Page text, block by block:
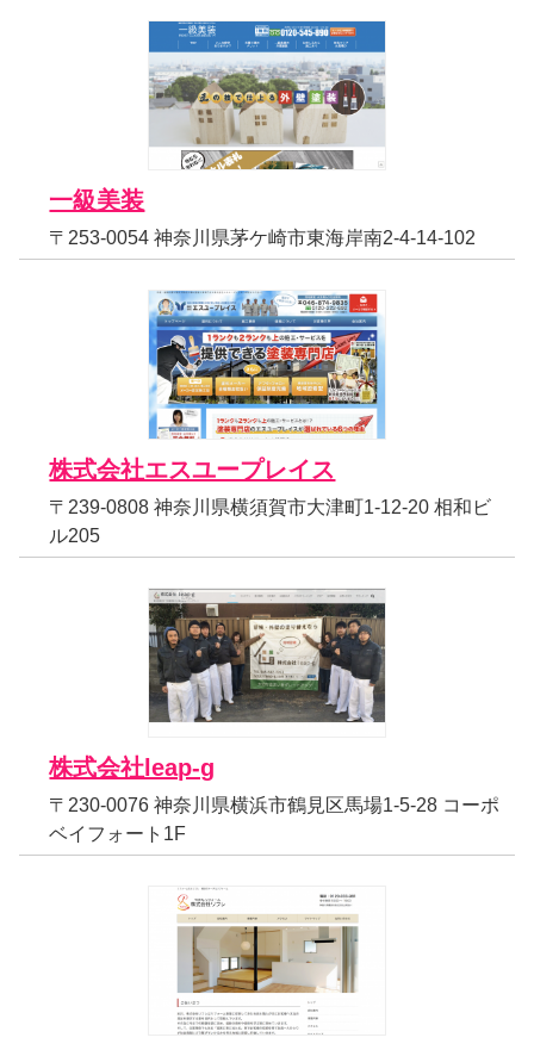
一級美装
〒253-0054 神奈川県茅ケ崎市東海岸南2-4-14-102
株式会社エスユープレイス
〒239-0808 神奈川県横須賀市大津町1-12-20 相和ビ
ル205
株式会社leap-g
〒230-0076 神奈川県横浜市鶴見区馬場1-5-28 コーポ
ベイフォート1F